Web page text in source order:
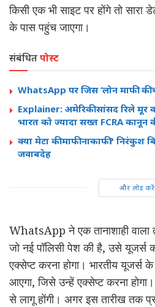
किसी एक भी साइट पर होंगे तो
के पास पहुंच जाएगा।
संबंधितपोस्ट
WhatsApp पर जिस ‘लोन माफी’ की
Explainer: अमेरिकी सांसद रिले मूर
भारत को ज्यादा सख्त FCRA कानून
क्या मेटा की माफी नाकाफी? निरंकुश
जवाबदेह
और लोड करें
WhatsApp ने एक तानाशाही
जो नई पॉलिसी पेश की है, उसे यूजर्स
एक्सेप्ट करना होगा। भारतीय यूजर्स
आएगा, जिसे उन्हें एक्सेप्ट करना
से लागू होंगी। अगर इस तारीख तक